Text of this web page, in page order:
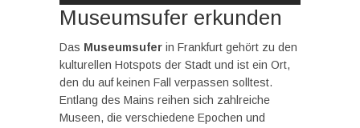
Museumsufer erkunden
Das Museumsufer in Frankfurt gehört zu den
kulturellen Hotspots der Stadt und ist ein Ort,
den du auf keinen Fall verpassen solltest.
Entlang des Mains reihen sich zahlreiche
Museen, die verschiedene Epochen und